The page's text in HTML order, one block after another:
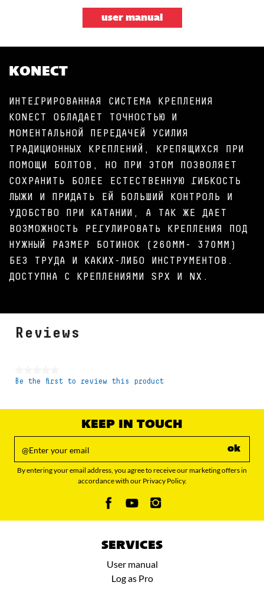
user manual
KONECT
ИНТЕГРИРОВАННАЯ СИСТЕМА КРЕПЛЕНИЯ
KONECT ОБЛАДАЕТ ТОЧНОСТЬЮ И
МОМЕНТАЛЬНОЙ ПЕРЕДАЧЕЙ УСИЛИЯ
ТРАДИЦИОННЫХ КРЕПЛЕНИЙ, КРЕПЯЩИХСЯ ПРИ
ПОМОЩИ БОЛТОВ, НО ПРИ ЭТОМ ПОЗВОЛЯЕТ
СОХРАНИТЬ БОЛЕЕ ЕСТЕСТВЕННУЮ ГИБКОСТЬ
ЛЫЖИ И ПРИДАТЬ ЕЙ БОЛЬШИЙ КОНТРОЛЬ И
УДОБСТВО ПРИ КАТАНИИ, А ТАК ЖЕ ДАЕТ
ВОЗМОЖНОСТЬ РЕГУЛИРОВАТЬ КРЕПЛЕНИЯ ПОД
НУЖНЫЙ РАЗМЕР БОТИНОК (260ММ- 370ММ)
БЕЗ ТРУДА И КАКИХ-ЛИБО ИНСТРУМЕНТОВ.
ДОСТУПНА С КРЕПЛЕНИЯМИ SPX И NX.
Reviews
No
Be the first to review this product
KEEP IN TOUCH
ok
By entering your email address, you agree to receive our marketing offers in
accordance with our Privacy Policy.
SERVICES
User manual
Log as Pro